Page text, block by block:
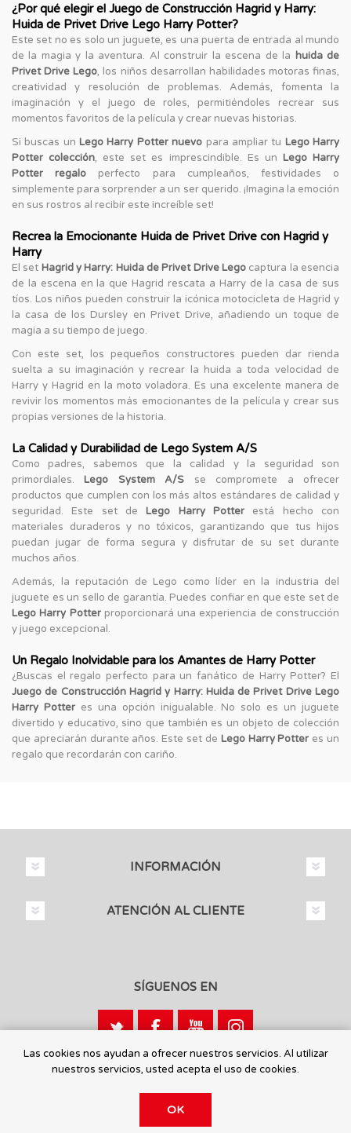
¿Por qué elegir el Juego de Construcción Hagrid y Harry:
Huida de Privet Drive Lego Harry Potter?
Este set no es solo un juguete, es una puerta de entrada al mundo
de la magia y la aventura. Al construir la escena de la huida de
Privet Drive Lego, los niños desarrollan habilidades motoras finas,
creatividad y resolución de problemas. Además, fomenta la
imaginación y el juego de roles, permitiéndoles recrear sus
momentos favoritos de la película y crear nuevas historias.
Si buscas unLego Harry Potter nuevo para ampliar tu Lego Harry
Potter colección, este set es imprescindible. Es un Lego Harry
Potter regalo perfecto para cumpleaños, festividades o
simplemente para sorprender a un ser querido. ¡Imagina la emoción
en sus rostros al recibir este increíble set!
Recrea la Emocionante Huida de Privet Drive con Hagrid y
Harry
El set Hagrid y Harry: Huida de Privet Drive Lego captura la esencia
de la escena en la que Hagrid rescata a Harry de la casa de sus
tíos. Los niños pueden construir la icónica motocicleta de Hagrid y
la casa de los Dursley en Privet Drive, añadiendo un toque de
magia a su tiempo de juego.
Con este set, los pequeños constructores pueden dar rienda
suelta a su imaginación y recrear la huida a toda velocidad de
Harry y Hagrid en la moto voladora. Es una excelente manera de
revivir los momentos más emocionantes de la película y crear sus
propias versiones de la historia.
La Calidad y Durabilidad de Lego System A/S
Como padres, sabemos que la calidad y la seguridad son
primordiales.Lego System A/S se compromete a ofrecer
productos que cumplen con los más altos estándares de calidad y
seguridad. Este set deLego Harry Potter está hecho con
materiales duraderos y no tóxicos, garantizando que tus hijos
puedan jugar de forma segura y disfrutar de su set durante
muchos años.
Además, la reputación de Lego como líder en la industria del
juguete es un sello de garantía. Puedes confiar en que este set de
Lego Harry Potterproporcionará una experiencia de construcción
y juego excepcional.
Un Regalo Inolvidable para los Amantes de Harry Potter
¿Buscas el regalo perfecto para un fanático de Harry Potter? El
Juego de Construcción Hagrid y Harry: Huida de Privet Drive Lego
Harry Potteres una opción inigualable. No solo es un juguete
divertido y educativo, sino que también es un objeto de colección
que apreciarán durante años. Este set de Lego Harry Potter es un
regalo que recordarán con cariño.
INFORMACIÓN
ATENCIÓN AL CLIENTE
SÍGUENOS EN
Calle León, 1 - 03440 Ibi, Alicante
Las cookies nos ayudan a ofrecer nuestros servicios. Al utilizar
nuestros servicios, usted acepta el uso de cookies.
OK